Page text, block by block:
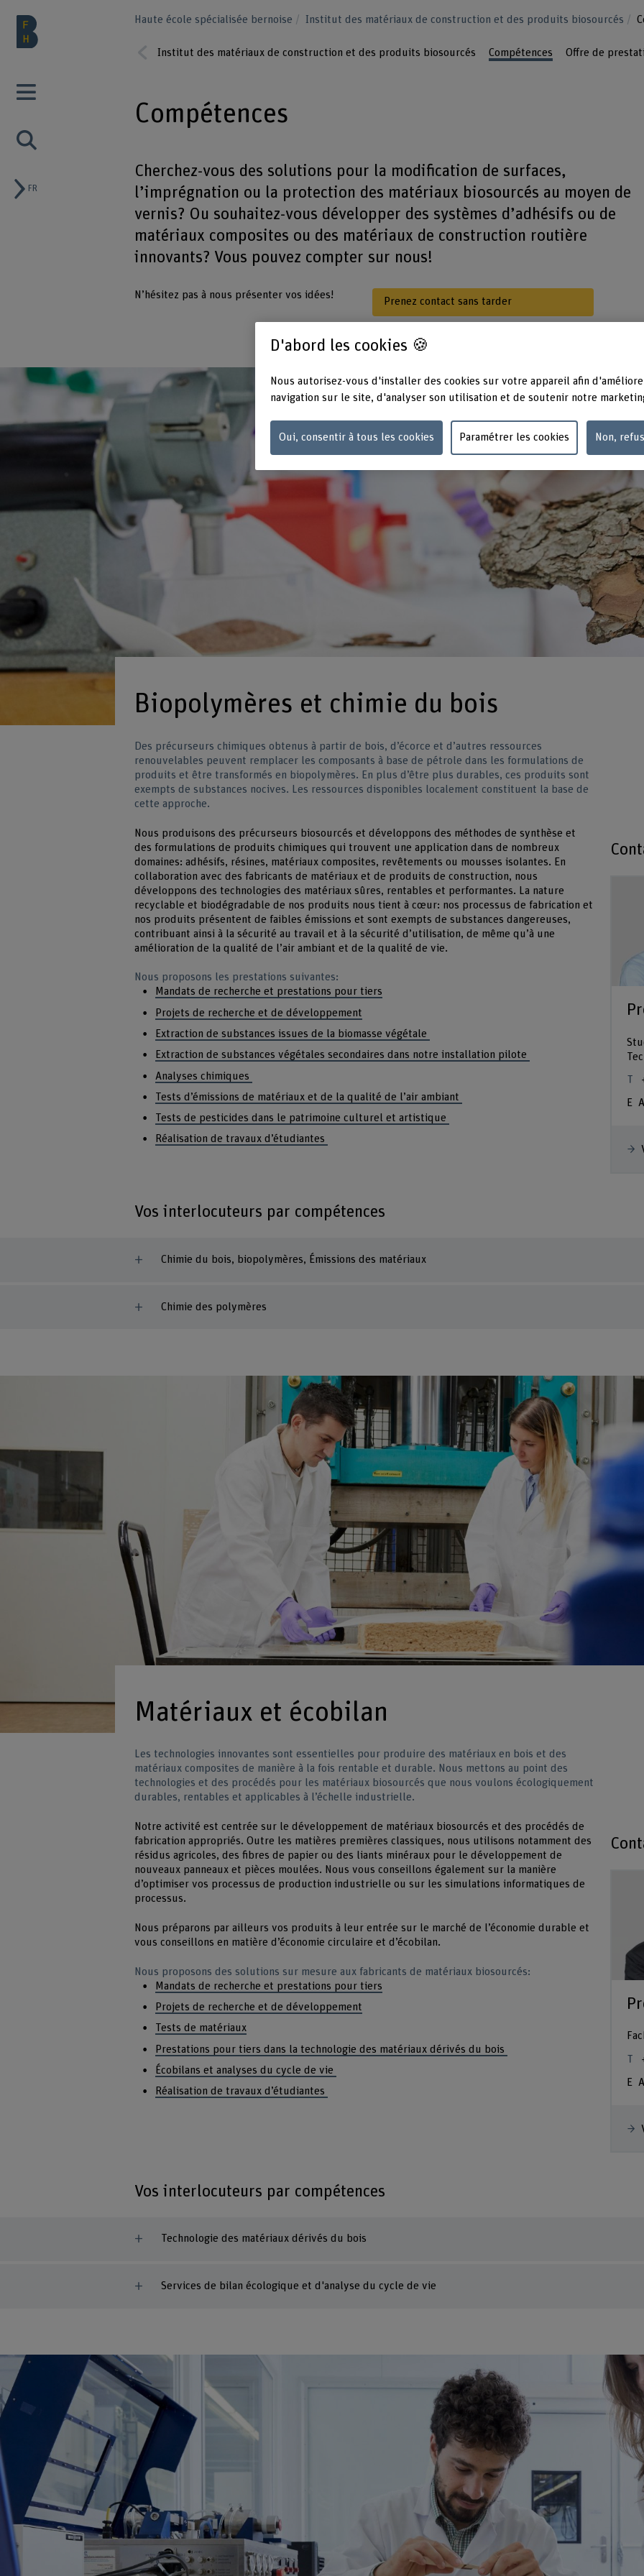
FR
Haute école spécialisée bernoise Institut des matériaux de construction et des produits biosourcés
ious
Institut des matériaux de construction et des produits biosourcés Compétences Offre de
Compétences
Cherchez-vous des solutions pour la modification de surfaces,
l’imprégnation ou la protection des matériaux biosourcés au moyen de
vernis? Ou souhaitez-vous développer des systèmes d’adhésifs ou de
matériaux composites ou des matériaux de construction routière
innovants? Vous pouvez compter sur nous!
N’hésitez pas à nous présenter vos idées!
Prenez contact sans tarder
Biopolymères et chimie du bois
Des précurseurs chimiques obtenus à partir de bois, d’écorce et d’autres ressources
renouvelables peuvent remplacer les composants à base de pétrole dans les formulations de
produits et être transformés en biopolymères. En plus d’être plus durables, ces produits sont
exempts de substances nocives. Les ressources disponibles localement constituent la base de
cette approche.
Nous produisons des précurseurs biosourcés et développons des méthodes de synthèse et
des formulations de produits chimiques qui trouvent une application dans de nombreux
domaines: adhésifs, résines, matériaux composites, revêtements ou mousses isolantes. En
collaboration avec des fabricants de matériaux et de produits de construction, nous
développons des technologies des matériaux sûres, rentables et performantes. La nature
recyclable et biodégradable de nos produits nous tient à cœur: nos processus de fabrication et
nos produits présentent de faibles émissions et sont exempts de substances dangereuses,
contribuant ainsi à la sécurité au travail et à la sécurité d’utilisation, de même qu’à une
amélioration de la qualité de l’air ambiant et de la qualité de vie.
Nous proposons les prestations suivantes:
Mandats de recherche et prestations pour tiers
Projets de recherche et de développement
Extraction de substances issues de la biomasse végétale
Extraction de substances végétales secondaires dans notre installation pilote
Analyses chimiques
Tests d’émissions de matériaux et de la qualité de l’air ambiant
Tests de pesticides dans le patrimoine culturel et artistique
Réalisation de travaux d’étudiantes
Vos interlocuteurs par compétences
Chimie du bois, biopolymères, Émissions des matériaux
Chimie des polymères
Matériaux et écobilan
Les technologies innovantes sont essentielles pour produire des matériaux en bois et des
matériaux composites de manière à la fois rentable et durable. Nous mettons au point des
technologies et des procédés pour les matériaux biosourcés que nous voulons écologiquement
durables, rentables et applicables à l’échelle industrielle.
Notre activité est centrée sur le développement de matériaux biosourcés et des procédés de
fabrication appropriés. Outre les matières premières classiques, nous utilisons notamment des
résidus agricoles, des fibres de papier ou des liants minéraux pour le développement de
nouveaux panneaux et pièces moulées. Nous vous conseillons également sur la manière
d’optimiser vos processus de production industrielle ou sur les simulations informatiques de
processus.
Nous préparons par ailleurs vos produits à leur entrée sur le marché de l’économie durable et
vous conseillons en matière d’économie circulaire et d’écobilan.
Nous proposons des solutions sur mesure aux fabricants de matériaux biosourcés:
Mandats de recherche et prestations pour tiers
Projets de recherche et de développement
Tests de matériaux
Prestations pour tiers dans la technologie des matériaux dérivés du bois
Écobilans et analyses du cycle de vie
Réalisation de travaux d’étudiantes
Vos interlocuteurs par compétences
Technologie des matériaux dérivés du bois
Services de bilan écologique et d'analyse du cycle de vie
D'abord les cookies 🍪
Nous autorisez-vous d'installer des cookies sur votre appareil afin
navigation sur le site, d'analyser son utilisation et de soutenir notre
Oui, consentir à tous les cookies Paramétrer les cookies Non,